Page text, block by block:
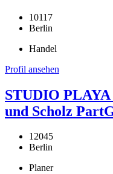
10117
Berlin
Handel
Profil ansehen
STUDIO
und Scholz
12045
Berlin
Planer